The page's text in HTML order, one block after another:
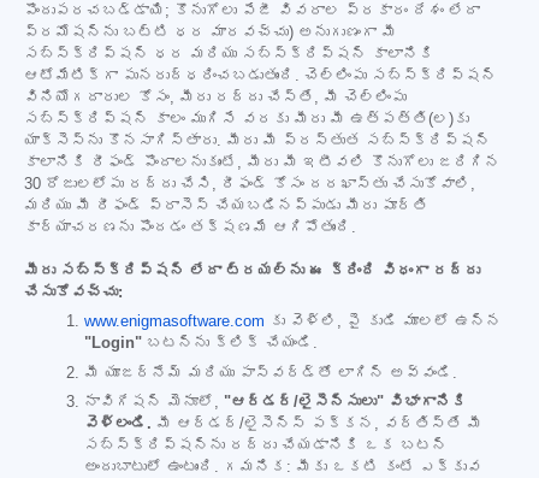
పొందుపరచబడ్డాయి; కొనుగోలు పేజీ వివరాల ప్రకారం దేశం లేదా
ప్రమోషన్‌ను బట్టి ధర మారవచ్చు) అనుగుణంగా మీ
సబ్‌స్క్రిప్షన్ ధర మరియు సబ్‌స్క్రిప్షన్ కాలానికి
ఆటోమేటిక్‌గా పునరుద్ధరించబడుతుంది. చెల్లింపు సబ్‌స్క్రిప్షన్
వినియోగదారుల కోసం, మీరు రద్దు చేస్తే, మీ చెల్లింపు
సబ్‌స్క్రిప్షన్ కాలం ముగిసే వరకు మీరు మీ ఉత్పత్తి(ల)కు
యాక్సెస్‌ను కొనసాగిస్తారు. మీరు మీ ప్రస్తుత సబ్‌స్క్రిప్షన్
కాలానికి రీఫండ్ పొందాలనుకుంటే, మీరు మీ ఇటీవలి కొనుగోలు జరిగిన
30 రోజులలోపు రద్దు చేసి, రీఫండ్ కోసం దరఖాస్తు చేసుకోవాలి,
మరియు మీ రీఫండ్ ప్రాసెస్ చేయబడినప్పుడు మీరు పూర్తి
కార్యాచరణను పొందడం తక్షణమే ఆగిపోతుంది.
మీరు సబ్‌స్క్రిప్షన్ లేదా ట్రయల్‌ను ఈ క్రింది విధంగా రద్దు
చేసుకోవచ్చు:
www.enigmasoftware.com కు వెళ్లి, పై కుడి మూలలో ఉన్న
"Login" బటన్‌ను క్లిక్ చేయండి.
మీ యూజర్‌నేమ్ మరియు పాస్‌వర్డ్‌తో లాగిన్ అవ్వండి.
నావిగేషన్ మెనూలో, "ఆర్డర్/లైసెన్సులు" విభాగానికి
వెళ్లండి. మీ ఆర్డర్/లైసెన్స్ పక్కన, వర్తిస్తే మీ
సబ్‌స్క్రిప్షన్‌ను రద్దు చేయడానికి ఒక బటన్
అందుబాటులో ఉంటుంది. గమనిక: మీకు ఒకటి కంటే ఎక్కువ